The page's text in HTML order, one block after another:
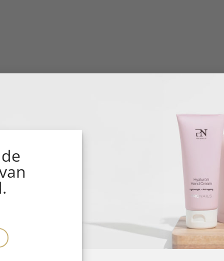
ecologische navulzakken voor harde en flexibele